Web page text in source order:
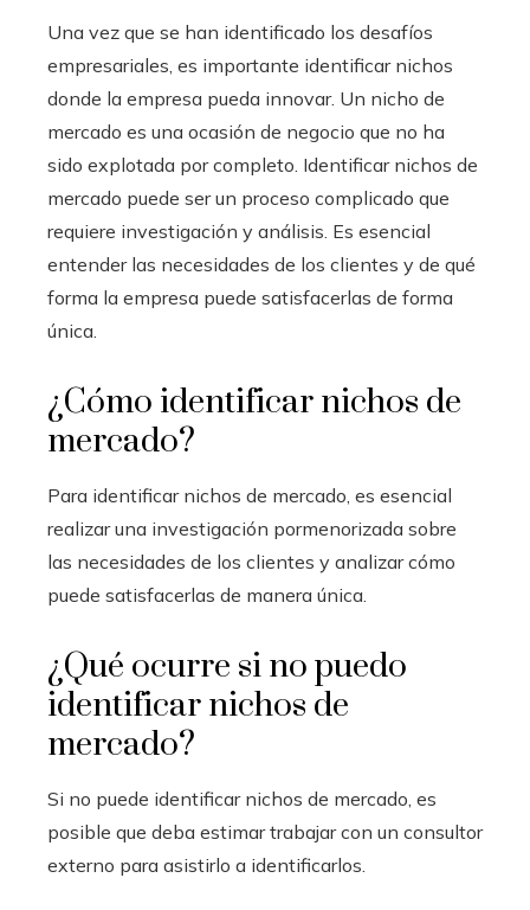
Una vez que se han identificado los desafíos
empresariales, es importante identificar nichos
donde la empresa pueda innovar. Un nicho de
mercado es una ocasión de negocio que no ha
sido explotada por completo. Identificar nichos de
mercado puede ser un proceso complicado que
requiere investigación y análisis. Es esencial
entender las necesidades de los clientes y de qué
forma la empresa puede satisfacerlas de forma
única.
¿Cómo identificar nichos de
mercado?
Para identificar nichos de mercado, es esencial
realizar una investigación pormenorizada sobre
las necesidades de los clientes y analizar cómo
puede satisfacerlas de manera única.
¿Qué ocurre si no puedo
identificar nichos de
mercado?
Si no puede identificar nichos de mercado, es
posible que deba estimar trabajar con un consultor
externo para asistirlo a identificarlos.